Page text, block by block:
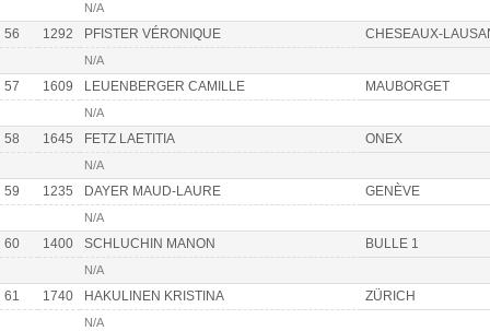
N/A
56 1292 PFISTER VÉRONIQUE CHESEAUX-
N/A
57 1609 LEUENBERGER CAMILLE MAUBORGET
N/A
58 1645 FETZ LAETITIA ONEX
N/A
59 1235 DAYER MAUD-LAURE GENÈVE
N/A
60 1400 SCHLUCHIN MANON BULLE 1
N/A
61 1740 HAKULINEN KRISTINA ZÜRICH
N/A